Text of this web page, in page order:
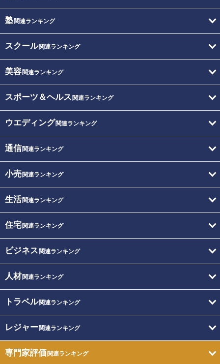
塾関連ランキング
スクール関連ランキング
美容関連ランキング
スポーツ＆ヘルス 関連ランキング
ウエディング関連ランキング
通信関連ランキング
小売関連ランキング
生活関連ランキング
住宅関連ランキング
ビジネス 関連ランキング
人材関連ランキング
トラベル関連ランキング
レジャー関連ランキング
専門家評価関連ランキング